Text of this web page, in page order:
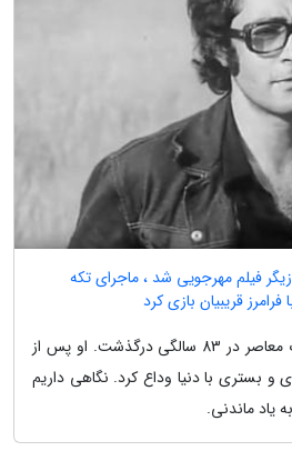
فیلم مهرجویی شد ، ماجرای تکه
قریبیان بازی کرد
احمد رضا احمدی شاعر بزرگ معاصر در 83 سالگی درگذشت. او پس از
بستری با دنیا وداع کرد. نگاهی داریم
یاد ماندنی.